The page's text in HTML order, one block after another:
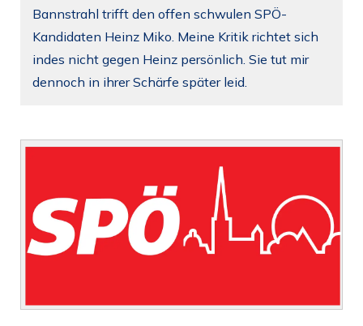
Bannstrahl trifft den offen schwulen SPÖ-
Kandidaten Heinz Miko. Meine Kritik richtet sich
indes nicht gegen Heinz persönlich. Sie tut mir
dennoch in ihrer Schärfe später leid.